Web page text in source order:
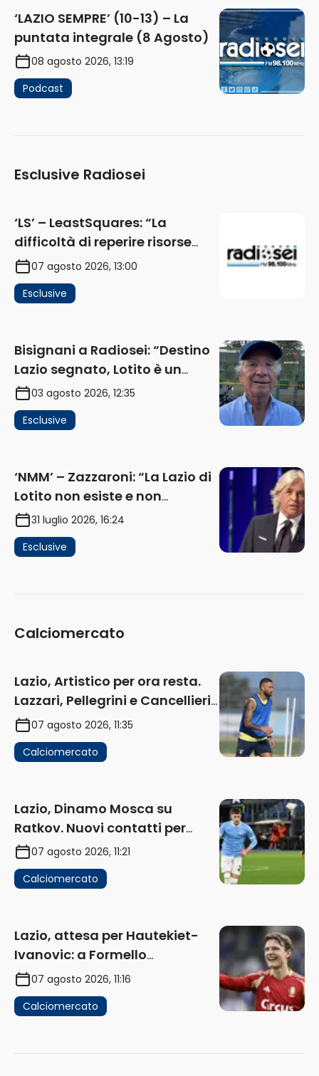
‘LAZIO SEMPRE’ (10-13) – La
puntata integrale (8 Agosto)
08 agosto 2026, 13:19
Podcast
Esclusive Radiosei
‘LS’ – LeastSquares: “La
difficoltà di reperire risorse
impatta sul mercato. Senza
investimenti non arrivano i
ricavi” (AUDIO)
07 agosto 2026, 13:00
Esclusive
Bisignani a Radiosei: “Destino
Lazio segnato, Lotito è un
problema, la chiave sono
Flaminio e politica. La protesta
e gli interessi dei fondi”
03 agosto 2026, 12:35
Esclusive
‘NMM’ – Zazzaroni: “La Lazio di
Lotito non esiste e non
funziona più. E’ ora di lasciare,
ma lui non ascolta. Pignataro?
Ho verificato…” (AUDIO)
31 luglio 2026, 16:24
Esclusive
Calciomercato
Lazio, Artistico per ora resta.
Lazzari, Pellegrini e Cancellieri
in uscita
07 agosto 2026, 11:35
Calciomercato
Lazio, Dinamo Mosca su
Ratkov. Nuovi contatti per
Pinamonti
07 agosto 2026, 11:21
Calciomercato
Lazio, attesa per Hautekiet-
Ivanovic: a Formello
attendono risposte
07 agosto 2026, 11:16
Calciomercato